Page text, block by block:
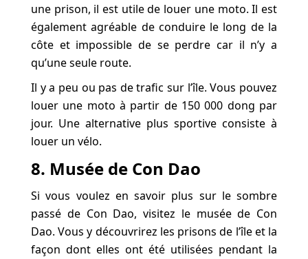
une prison, il est utile de louer une moto. Il est
également agréable de conduire le long de la
côte et impossible de se perdre car il n’y a
qu’une seule route.
Il y a peu ou pas de trafic sur l’île. Vous pouvez
louer une moto à partir de 150 000 dong par
jour. Une alternative plus sportive consiste à
louer un vélo.
8. Musée de Con Dao
Si vous voulez en savoir plus sur le sombre
passé de Con Dao, visitez le musée de Con
Dao. Vous y découvrirez les prisons de l’île et la
façon dont elles ont été utilisées pendant la